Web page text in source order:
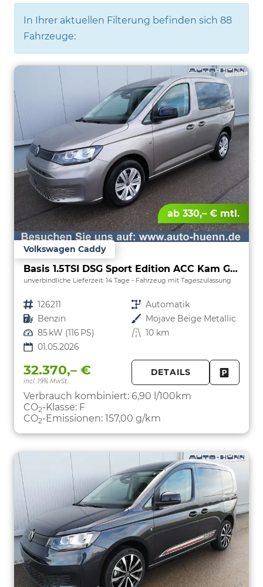
In Ihrer aktuellen Filterung befinden sich 88
Fahrzeuge:
ab 330,– € mtl.
Volkswagen Caddy
Basis 1.5TSI DSG Sport Edition ACC Kam GV5 App
unverbindliche Lieferzeit: 14 Tage Fahrzeug mit Tageszulassung
Fahrzeugnr. 126211 Getriebe Automatik
Kraftstoff Benzin Außenfarbe Mojave Beige Metallic
Leistung 85 kW (116 PS) Kilometerstand 10 km
01.05.2026
32.370,– €
incl. 19% MwSt.
DETAILS
Verbrauch kombiniert: 6,90 l/100km
CO2-Klasse: F
CO2-Emissionen: 157,00 g/km